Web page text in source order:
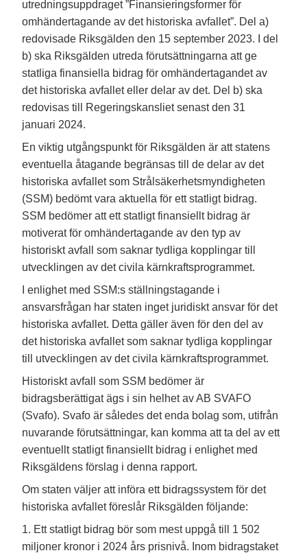
utredningsuppdraget ”Finansieringsformer för
omhändertagande av det historiska avfallet”. Del a)
redovisade Riksgälden den 15 september 2023. I del
b) ska Riksgälden utreda förutsättningarna att ge
statliga finansiella bidrag för omhändertagandet av
det historiska avfallet eller delar av det. Del b) ska
redovisas till Regeringskansliet senast den 31
januari 2024.
En viktig utgångspunkt för Riksgälden är att statens
eventuella åtagande begränsas till de delar av det
historiska avfallet som Strålsäkerhetsmyndigheten
(SSM) bedömt vara aktuella för ett statligt bidrag.
SSM bedömer att ett statligt finansiellt bidrag är
motiverat för omhändertagande av den typ av
historiskt avfall som saknar tydliga kopplingar till
utvecklingen av det civila kärnkraftsprogrammet.
I enlighet med SSM:s ställningstagande i
ansvarsfrågan har staten inget juridiskt ansvar för det
historiska avfallet. Detta gäller även för den del av
det historiska avfallet som saknar tydliga kopplingar
till utvecklingen av det civila kärnkraftsprogrammet.
Historiskt avfall som SSM bedömer är
bidragsberättigat ägs i sin helhet av AB SVAFO
(Svafo). Svafo är således det enda bolag som, utifrån
nuvarande förutsättningar, kan komma att ta del av ett
eventuellt statligt finansiellt bidrag i enlighet med
Riksgäldens förslag i denna rapport.
Om staten väljer att införa ett bidragssystem för det
historiska avfallet föreslår Riksgälden följande:
1. Ett statligt bidrag bör som mest uppgå till 1 502
miljoner kronor i 2024 års prisnivå. Inom bidragstaket